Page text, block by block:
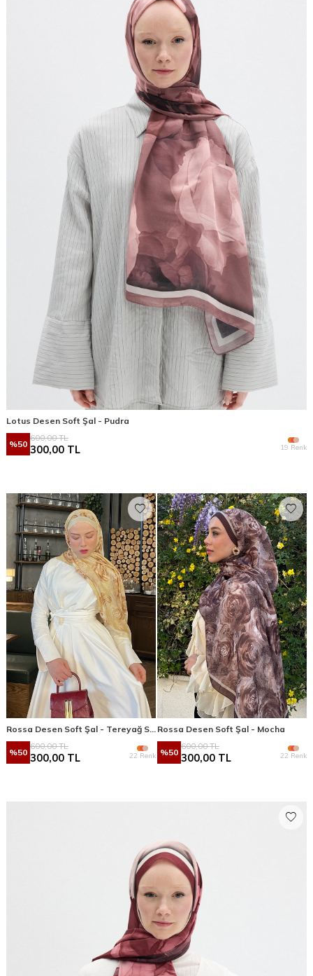
Lotus Desen Soft Şal - Pudra
%50
600,00TL
300,00 TL 19 Renk
%50
600,00TL
300,00 TL 22 Renk
Rossa Desen Soft Şal - Mocha
%50
600,00TL
300,00 TL 22 Renk